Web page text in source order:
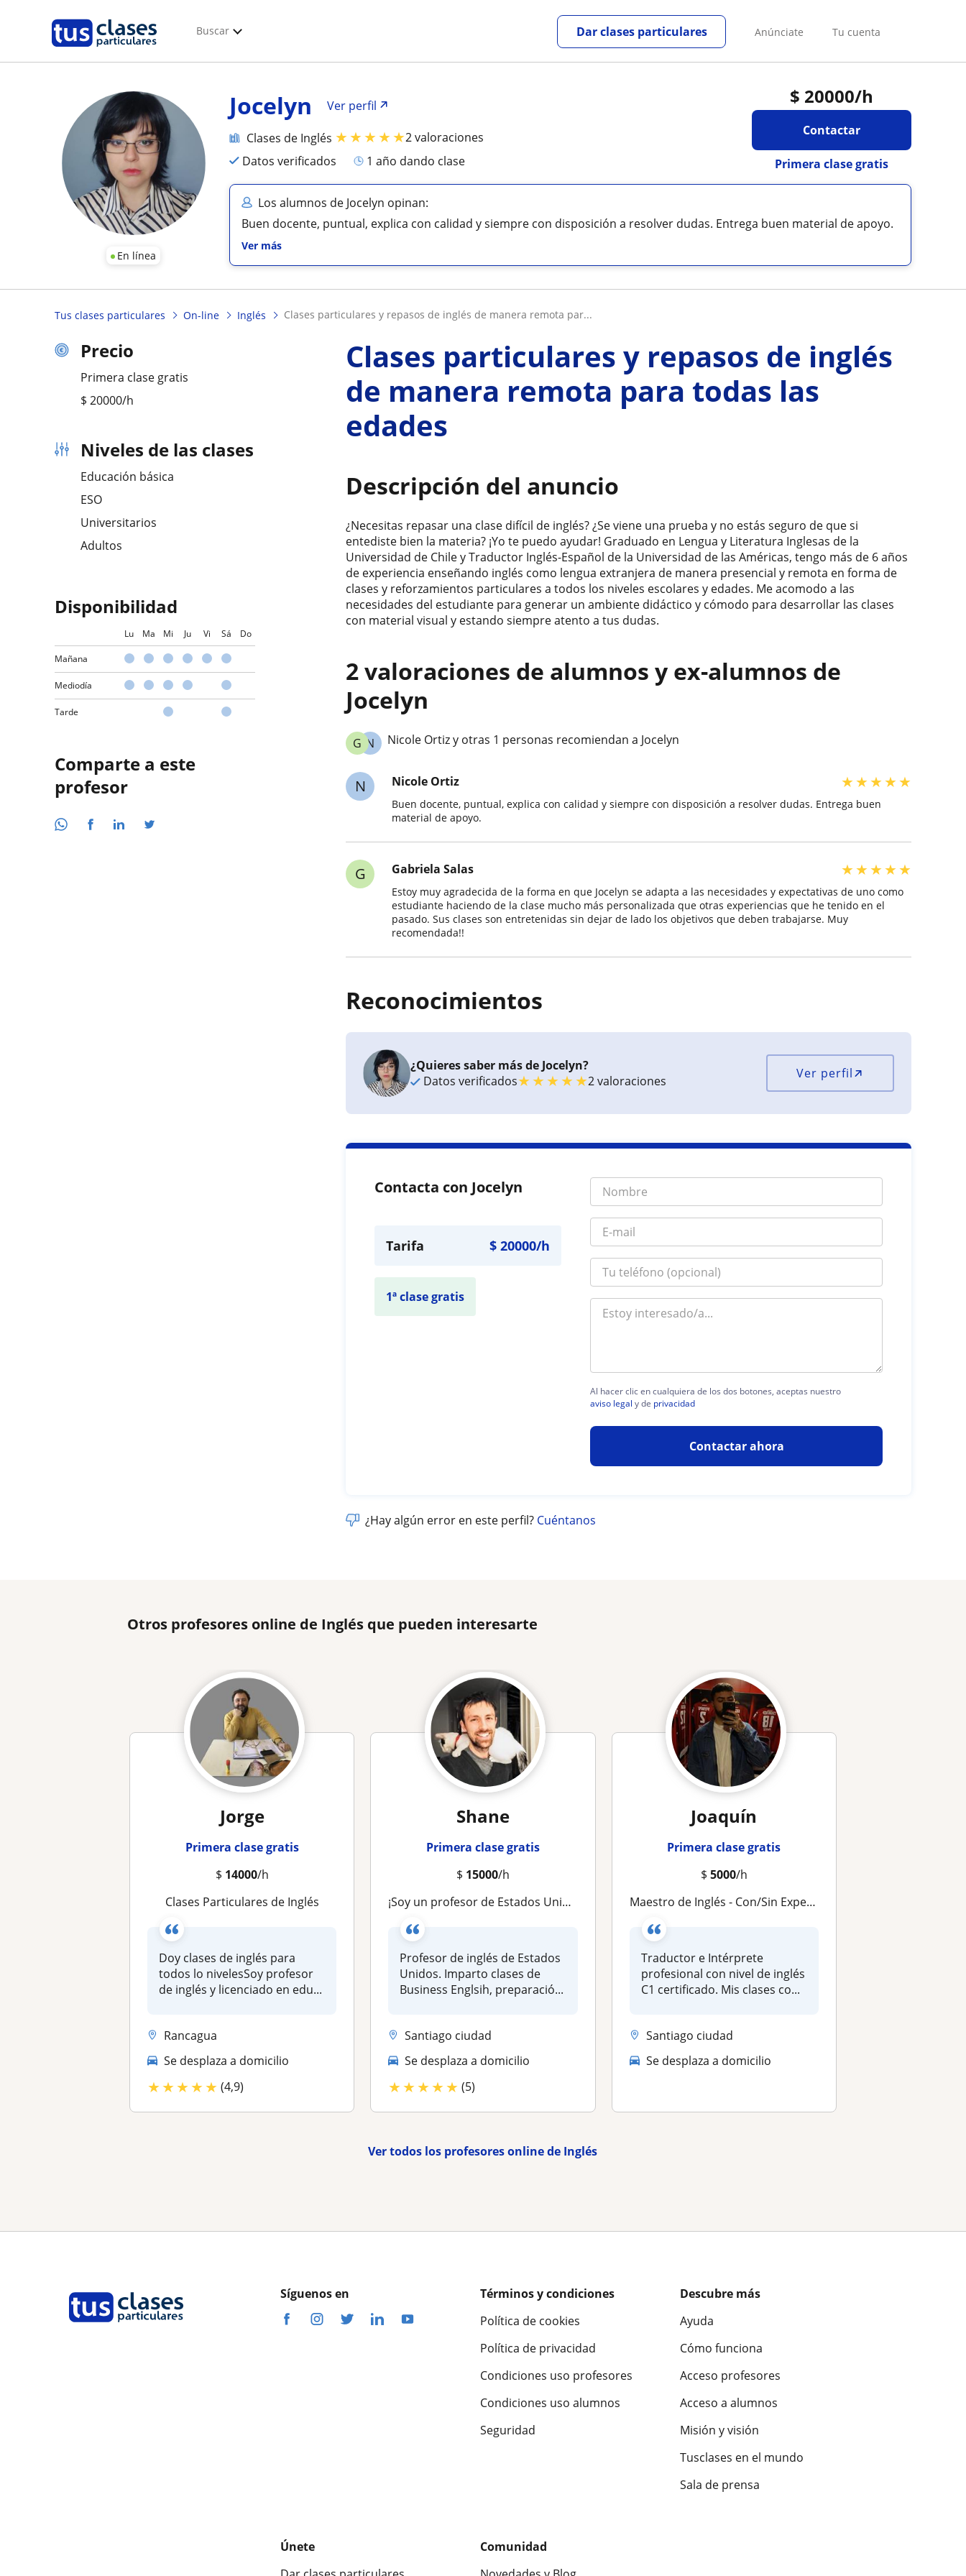
Buscar Anúnciate Tu cuenta
Dar clases particulares
En línea
$ 20000/h
Contactar
Primera clase gratis
Jocelyn Ver perfil
Clases de Inglés ★★★★★2 valoraciones
Datos verificados
1 año dando clase
Los alumnos de Jocelyn opinan:
Buen docente, puntual, explica con calidad y siempre con disposición a resolver dudas. Entrega buen material de apoyo.
Ver más
Tus clases particulares On-line Inglés clases particulares y repasos de inglés de manera remota par...
Precio
Primera clase gratis
$ 20000/h
Niveles de las clases
Educación básica
ESO
Universitarios
Adultos
Disponibilidad
Lu Ma Mi Ju Vi Sá Do
Mañana
Mediodía
Tarde
Comparte a este
profesor
Clases particulares y repasos de inglés
de manera remota para todas las
edades
Descripción del anuncio
¿Necesitas repasar una clase difícil de inglés? ¿Se viene una prueba y no estás seguro de que si
entediste bien la materia? ¡Yo te puedo ayudar! Graduado en Lengua y Literatura Inglesas de la
Universidad de Chile y Traductor Inglés-Español de la Universidad de las Américas, tengo más de 6 años
de experiencia enseñando inglés como lengua extranjera de manera presencial y remota en forma de
clases y reforzamientos particulares a todos los niveles escolares y edades. Me acomodo a las
necesidades del estudiante para generar un ambiente didáctico y cómodo para desarrollar las clases
con material visual y estando siempre atento a tus dudas.
2 valoraciones de alumnos y ex-alumnos de
Jocelyn
N
G Nicole Ortiz y otras 1 personas recomiendan a Jocelyn
N Nicole Ortiz ★★★★★
Buen docente, puntual, explica con calidad y siempre con disposición a resolver dudas. Entrega buen
material de apoyo.
G Gabriela Salas ★★★★★
Estoy muy agradecida de la forma en que Jocelyn se adapta a las necesidades y expectativas de uno como
estudiante haciendo de la clase mucho más personalizada que otras experiencias que he tenido en el
pasado. Sus clases son entretenidas sin dejar de lado los objetivos que deben trabajarse. Muy
recomendada!!
Reconocimientos
¿Quieres saber más de Jocelyn?
Datos verificados★★★★★2 valoraciones Ver perfil
Contacta con Jocelyn
Tarifa $20000/h
1ª clase gratis
Al hacer clic en cualquiera de los dos botones, aceptas nuestro
aviso legal y de privacidad
Contactar ahora
¿Hay algún error en este perfil? Cuéntanos
Otros profesores online de Inglés que pueden interesarte
Jorge
Primera clase gratis
$ 14000/h
Clases Particulares de Inglés
Doy clases de inglés para
todos lo nivelesSoy profesor
de inglés y licenciado en edu...
Rancagua
Se desplaza a domicilio
★★★★★ (4,9)
Shane
Primera clase gratis
$ 15000/h
¡Soy un profesor de Estados Unidos aquí en Santiago!
Profesor de inglés de Estados
Unidos. Imparto clases de
Business Englsih, preparació...
Santiago ciudad
Se desplaza a domicilio
★★★★★ (5)
Joaquín
Primera clase gratis
$ 5000/h
Maestro de Inglés - Con/Sin Experiencia
Traductor e Intérprete
profesional con nivel de inglés
C1 certificado. Mis clases co...
Santiago ciudad
Se desplaza a domicilio
Ver todos los profesores online de Inglés
Síguenos en
Términos y condiciones
Política de cookies
Política de privacidad
Condiciones uso profesores
Condiciones uso alumnos
Seguridad
Descubre más
Ayuda
Cómo funciona
Acceso profesores
Acceso a alumnos
Misión y visión
Tusclases en el mundo
Sala de prensa
Únete
Comunidad